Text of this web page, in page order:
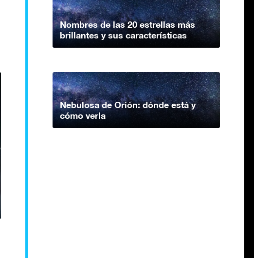
Nombres de las 20 estrellas más
brillantes y sus características
Nebulosa de Orión: dónde está y
cómo verla